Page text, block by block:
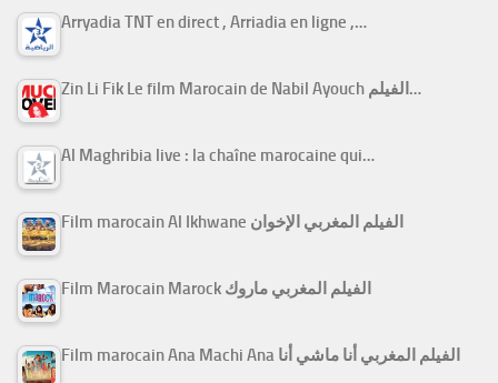
Arryadia TNT en direct , Arriadia en ligne ,…
Zin Li Fik Le film Marocain de Nabil Ayouch الفيلم…
Al Maghribia live : la chaîne marocaine qui…
Film marocain Al Ikhwane الفيلم المغربي الإخوان
Film Marocain Marock الفيلم المغربي ماروك
Film marocain Ana Machi Ana الفيلم المغربي أنا ماشي أنا